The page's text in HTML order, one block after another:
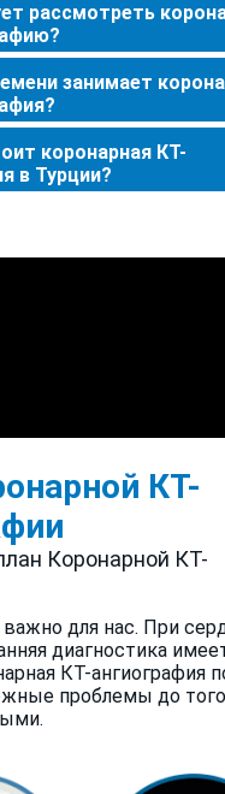
рассмотреть
занимает
коронарная КТ-
в Турции?
КТ-
Коронарной КТ-
для нас. При
диагностика
КТ-ангиография
проблемы до